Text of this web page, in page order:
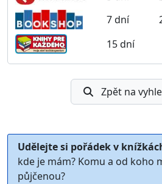
7 dní
15 dní
Zpět na
Udělejte si pořádek v
kde je mám? Komu a od koho
půjčenou?